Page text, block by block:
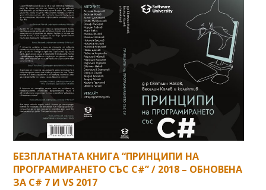
БЕЗПЛАТНАТА КНИГА “ПРИНЦИПИ НА
ПРОГРАМИРАНЕТО СЪС C#” / 2018 – ОБНОВЕНА
ЗА C# 7 И VS 2017